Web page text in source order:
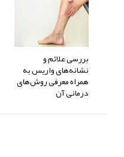
بررسی علائم و
نشانه‌های واریس به
همراه معرفی روش‌های
درمانی آن